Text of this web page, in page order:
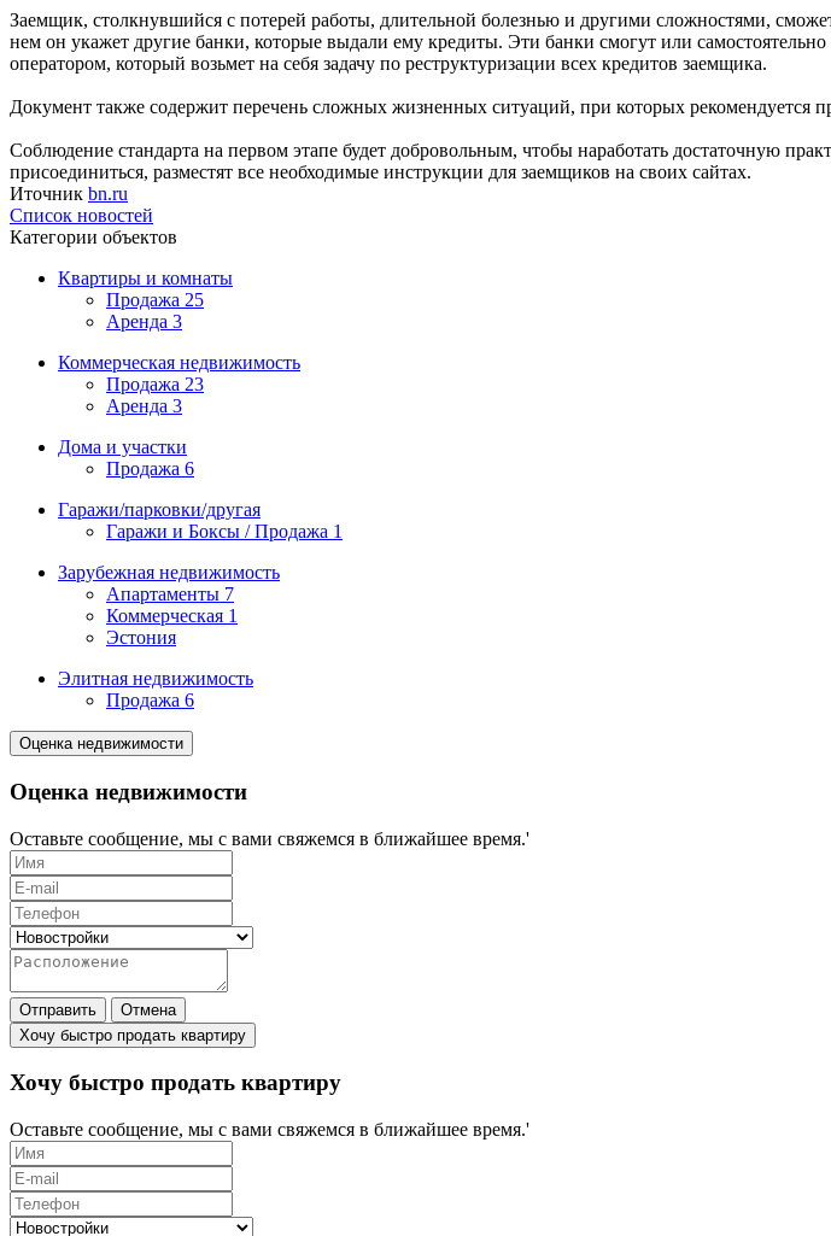
Заемщик, столкнувшийся с потерей работы, длительной болезнью и другими сложностями,
нем он укажет другие банки, которые выдали ему кредиты. Эти банки смогут или
оператором, который возьмет на себя задачу по реструктуризации всех кредитов заемщика.
Документ также содержит перечень сложных жизненных ситуаций, при которых рекомендуется
Соблюдение стандарта на первом этапе будет добровольным, чтобы наработать достаточную
присоединиться, разместят все необходимые инструкции для заемщиков на своих сайтах.
Иточник bn.ru
Список новостей
Категории объектов
Квартиры и комнаты
Продажа 25
Аренда 3
Коммерческая недвижимость
Продажа 23
Аренда 3
Дома и участки
Продажа 6
Гаражи/парковки/другая
Гаражи и Боксы / Продажа 1
Зарубежная недвижимость
Апартаменты 7
Коммерческая 1
Эстония
Элитная недвижимость
Продажа 6
Оценка недвижимости
Оценка недвижимости
Оставьте сообщение, мы с вами свяжемся в ближайшее время.'
Отправить
Отмена
Хочу быстро продать квартиру
Хочу быстро продать квартиру
Оставьте сообщение, мы с вами свяжемся в ближайшее время.'